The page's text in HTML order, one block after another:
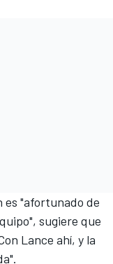
es "afortunado de
sugiere que
Lance ahí, y la